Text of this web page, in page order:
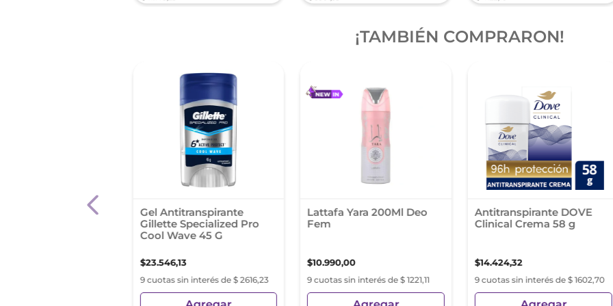
¡TAMBIÉN COMPRARON!
Gel Antitranspirante
Gillette Specialized Pro
Cool Wave 45 G
$23.546,13
9 cuotas sin interés de $ 2616,23
Lattafa Yara 200Ml Deo
Fem
$10.990,00
9 cuotas sin interés de $ 1221,11
Antitranspirante DOVE
Clinical Crema 58 g
$14.424,32
9 cuotas sin interés de $ 1602,70